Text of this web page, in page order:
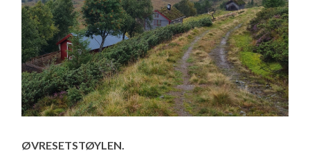
ØVRESETSTØYLEN.